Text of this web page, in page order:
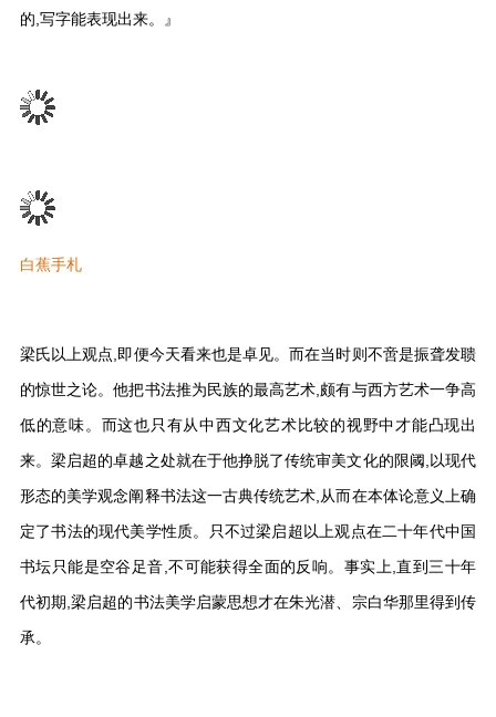
的,写字能表现出来。』
白蕉手札
梁氏以上观点,即便今天看来也是卓见。而在当时则不啻是振聋发聩
的惊世之论。他把书法推为民族的最高艺术,颇有与西方艺术一争高
低的意味。而这也只有从中西文化艺术比较的视野中才能凸现出
来。梁启超的卓越之处就在于他挣脱了传统审美文化的限阈,以现代
形态的美学观念阐释书法这一古典传统艺术,从而在本体论意义上确
定了书法的现代美学性质。只不过梁启超以上观点在二十年代中国
书坛只能是空谷足音,不可能获得全面的反响。事实上,直到三十年
代初期,梁启超的书法美学启蒙思想才在朱光潜、宗白华那里得到传
承。